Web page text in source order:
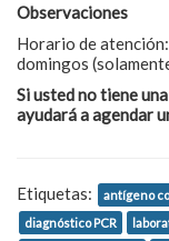
Observaciones
Horario de atención:
domingos
Si usted no tiene
ayudará a agendar
Etiquetas: antígeno
diagnóstico PCR